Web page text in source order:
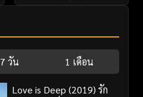
7 วัน 1 เดือน
Love is Deep (2019) รัก